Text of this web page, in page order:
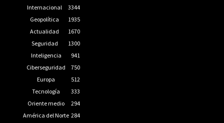
Internacional
3344
Geopolítica
1935
Actualidad
1670
Seguridad
1300
Inteligencia
941
Ciberseguridad
750
Europa
512
Tecnología
333
Oriente medio
294
América del Norte 284